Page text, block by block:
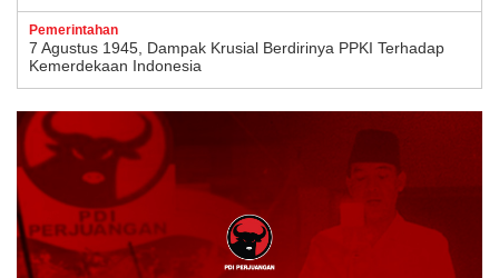
Pemerintahan
7 Agustus 1945, Dampak Krusial Berdirinya PPKI Terhadap
Kemerdekaan Indonesia